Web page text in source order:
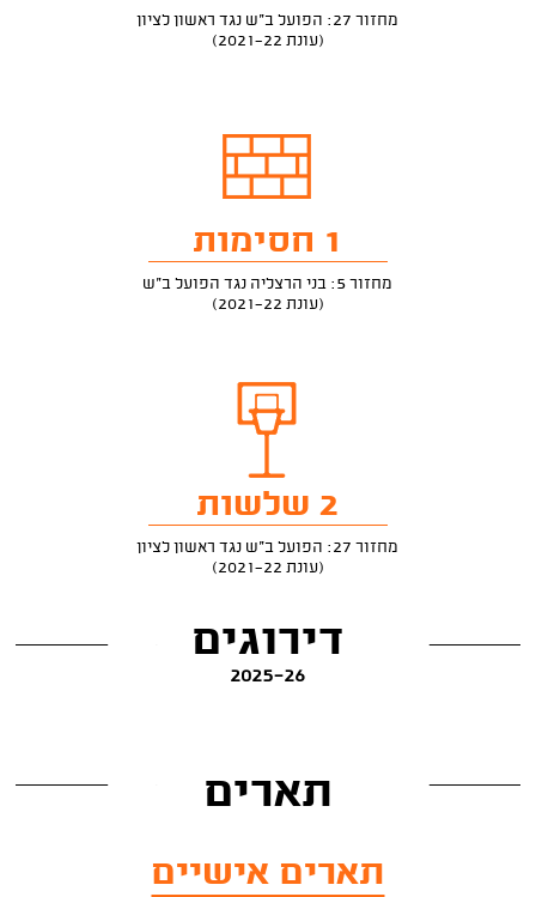
מחזור 27: הפועל ב"ש נגד ראשון לציון
(עונת 2021-22)
1 חסימות
מחזור 5: בני הרצליה נגד הפועל ב"ש
(עונת 2021-22)
2 שלשות
מחזור 27: הפועל ב"ש נגד ראשון לציון
(עונת 2021-22)
דירוגים
2025-26
תארים
תארים אישיים